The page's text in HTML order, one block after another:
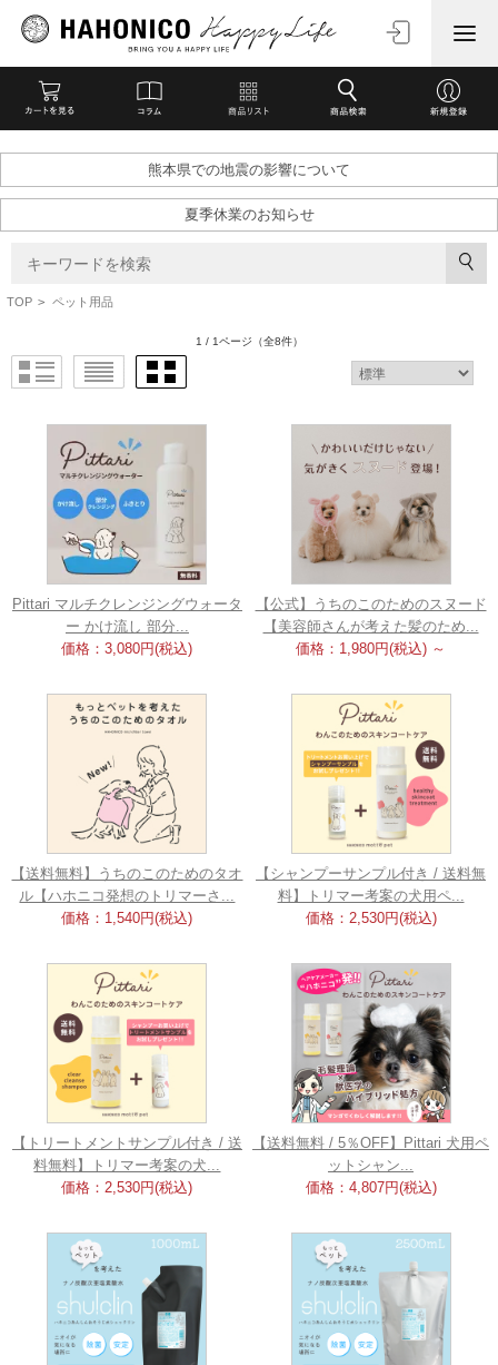
熊本県での地震の影響について
夏季休業のお知らせ
TOP > ペット用品
1 / 1ページ （全8件）
Pittari マルチクレンジングウォータ
ー かけ流し 部分...
価格：3,080円(税込)
【公式】うちのこのためのスヌード
【美容師さんが考えた髪のため...
価格：1,980円(税込) ～
【送料無料】うちのこのためのタオ
ル【ハホニコ発想のトリマーさ...
価格：1,540円(税込)
【シャンプーサンプル付き / 送料無
料】トリマー考案の犬用ペ...
価格：2,530円(税込)
【トリートメントサンプル付き / 送
料無料】トリマー考案の犬...
価格：2,530円(税込)
【送料無料 / 5％OFF】Pittari 犬用ペ
ットシャン...
価格：4,807円(税込)